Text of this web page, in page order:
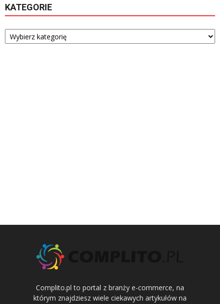
KATEGORIE
Kategorie
Complito.pl to portal z branży e-commerce, na
którym znajdziesz wiele ciekawych artykułów na